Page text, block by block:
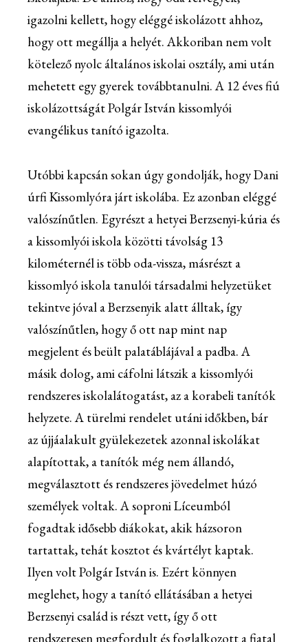
igazolni kellett, hogy eléggé iskolázott ahhoz,
hogy ott megállja a helyét. Akkoriban nem volt
kötelező nyolc általános iskolai osztály, ami után
mehetett egy gyerek továbbtanulni. A 12 éves fiú
iskolázottságát Polgár István kissomlyói
evangélikus tanító igazolta.
Utóbbi kapcsán sokan úgy gondolják, hogy Dani
úrfi Kissomlyóra járt iskolába. Ez azonban eléggé
valószínűtlen. Egyrészt a hetyei Berzsenyi-kúria és
a kissomlyói iskola közötti távolság 13
kilométernél is több oda-vissza, másrészt a
kissomlyó iskola tanulói társadalmi helyzetüket
tekintve jóval a Berzsenyik alatt álltak, így
valószínűtlen, hogy ő ott nap mint nap
megjelent és beült palatáblájával a padba. A
másik dolog, ami cáfolni látszik a kissomlyói
rendszeres iskolalátogatást, az a korabeli tanítók
helyzete. A türelmi rendelet utáni időkben, bár
az újjáalakult gyülekezetek azonnal iskolákat
alapítottak, a tanítók még nem állandó,
megválasztott és rendszeres jövedelmet húzó
személyek voltak. A soproni Líceumból
fogadtak idősebb diákokat, akik házsoron
tartattak, tehát kosztot és kvártélyt kaptak.
Ilyen volt Polgár István is. Ezért könnyen
meglehet, hogy a tanító ellátásában a hetyei
Berzsenyi család is részt vett, így ő ott
rendszeresen megfordult és foglalkozott a fiatal